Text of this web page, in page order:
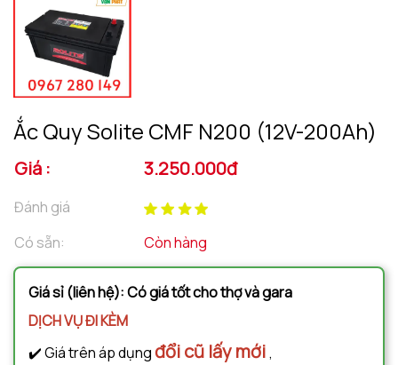
Ắc Quy Solite CMF N200 (12V-200Ah)
Giá : 3.250.000đ
Đánh giá
Có sẵn:
Còn hàng
Giá sỉ (liên hệ): Có giá tốt cho thợ và gara
DỊCH VỤ ĐI KÈM
✔️ Giá trên áp dụngđổi cũ lấy mới,